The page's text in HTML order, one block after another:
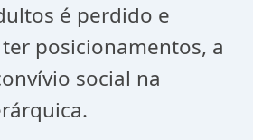
é perdido e
posicionamentos, a
social na